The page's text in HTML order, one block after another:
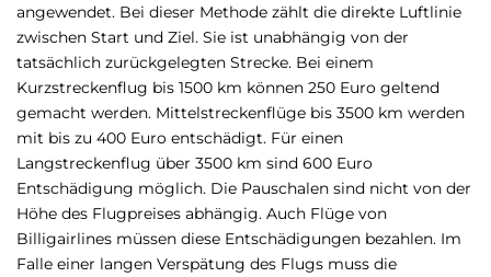
angewendet. Bei dieser Methode zählt die direkte Luftlinie
zwischen Start und Ziel. Sie ist unabhängig von der
tatsächlich zurückgelegten Strecke. Bei einem
Kurzstreckenflug bis 1500 km können 250 Euro geltend
gemacht werden. Mittelstreckenflüge bis 3500 km werden
mit bis zu 400 Euro entschädigt. Für einen
Langstreckenflug über 3500 km sind 600 Euro
Entschädigung möglich. Die Pauschalen sind nicht von der
Höhe des Flugpreises abhängig. Auch Flüge von
Billigairlines müssen diese Entschädigungen bezahlen. Im
Falle einer langen Verspätung des Flugs muss die